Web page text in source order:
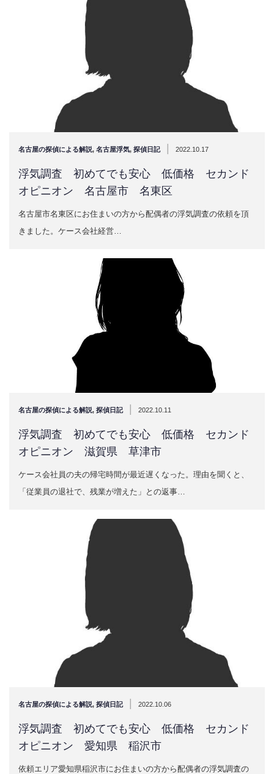
名古屋の探偵による解説, 名古屋浮気, 探偵日記 2022.10.17
浮気調査 初めてでも安心 低価格 セカンド
オピニオン 名古屋市 名東区
名古屋市名東区にお住まいの方から配偶者の浮気調査の依頼を頂
きました。ケース会社経営…
名古屋の探偵による解説, 探偵日記 2022.10.11
浮気調査 初めてでも安心 低価格 セカンド
オピニオン 滋賀県 草津市
ケース会社員の夫の帰宅時間が最近遅くなった。理由を聞くと、
「従業員の退社で、残業が増えた」との返事…
名古屋の探偵による解説, 探偵日記 | 2022.10.06
浮気調査 初めてでも安心 低価格 セカンド
オピニオン 愛知県 稲沢市
依頼エリア愛知県稲沢市にお住まいの方から配偶者の浮気調査の